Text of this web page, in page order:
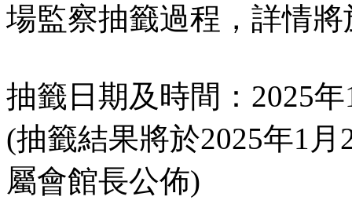
場監察抽籤過程，詳情
抽籤日期及時間：2025
(抽籤結果將於2025年1
屬會館長公佈)